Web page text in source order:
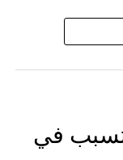
بحي
المشتبه به
في خصوص
في